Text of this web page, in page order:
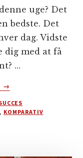
uge? Det
bedste. Det
dag. Vidste
dig med at få
…
OM
KAN
DU
→
, KOMPARATIV